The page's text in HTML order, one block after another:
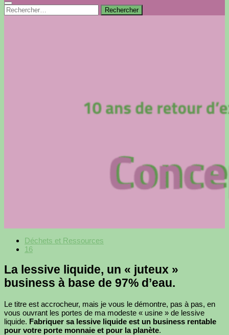
Rechercher :
Déchets et Ressources
16
La lessive liquide, un « juteux »
business à base de 97% d’eau.
Le titre est accrocheur, mais je vous le démontre, pas à pas, en
vous ouvrant les portes de ma modeste « usine » de lessive
liquide. Fabriquer sa lessive liquide est un business rentable
pour votre porte monnaie et pour la planète.